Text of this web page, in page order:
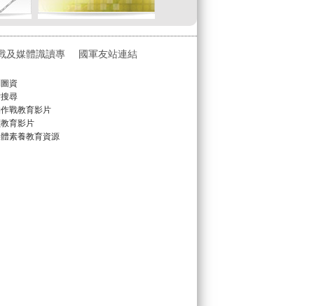
及媒體識讀專
資
尋
戰教育影片
育影片
素養教育資源
國軍友站連結